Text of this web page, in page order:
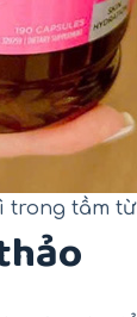
tầm từ